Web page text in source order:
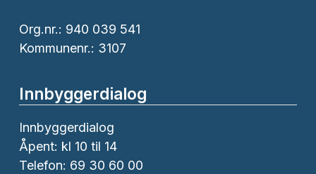
Org.nr.: 940 039 541
Kommunenr.: 3107
Innbyggerdialog
Innbyggerdialog
Åpent: kl 10 til 14
Telefon: 69 30 60 00